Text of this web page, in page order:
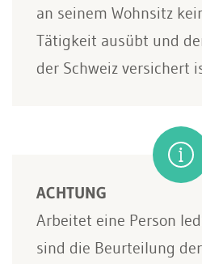
an seinem Wohnsitz
Tätigkeit ausübt und
der Schweiz versichert
ACHTUNG
Arbeitet eine Person
sind die Beurteilung